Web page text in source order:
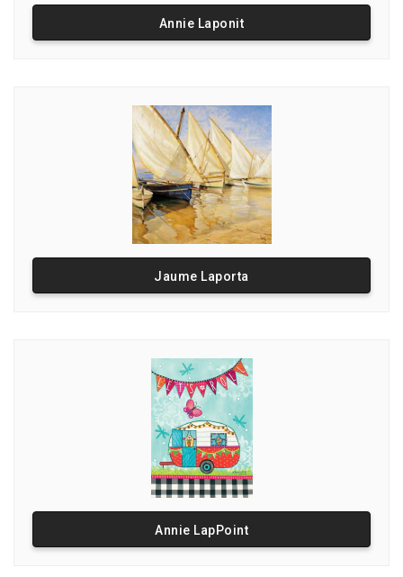
Annie Laponit
Jaume Laporta
Annie LapPoint